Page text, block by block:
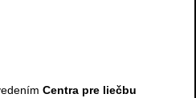
Centra pre liečbu